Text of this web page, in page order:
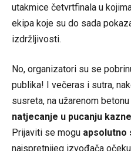
utakmice četvrtfinala u
ekipa koje su do sada
izdržljivosti.
No, organizatori su se
publika! I večeras i sutra,
susreta, na užarenom
natjecanje u pucanju
Prijaviti se mogu apsolutno
najspretnijeg izvođača